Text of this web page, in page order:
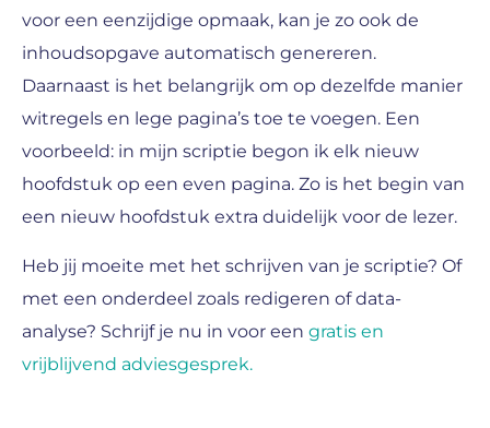
voor een eenzijdige opmaak, kan je zo ook de
inhoudsopgave automatisch genereren.
Daarnaast is het belangrijk om op dezelfde manier
witregels en lege pagina’s toe te voegen. Een
voorbeeld: in mijn scriptie begon ik elk nieuw
hoofdstuk op een even pagina. Zo is het begin van
een nieuw hoofdstuk extra duidelijk voor de lezer.
Heb jij moeite met het schrijven van je scriptie? Of
met een onderdeel zoals redigeren of data-
analyse? Schrijf je nu in voor een gratis en
vrijblijvend adviesgesprek.